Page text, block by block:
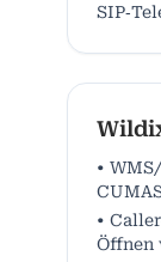
•
•
Öffnen